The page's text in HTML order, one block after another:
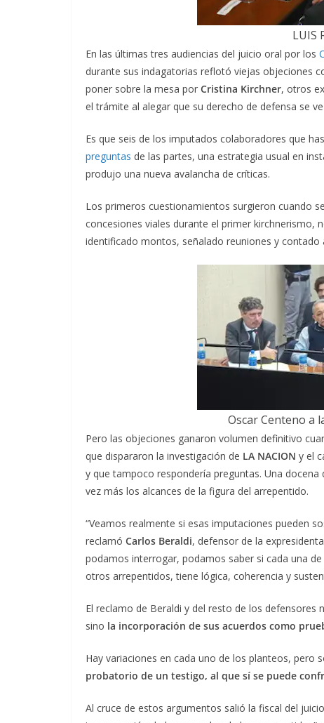
LUIS
En las últimas tres audiencias del juicio oral por los
durante sus indagatorias reflotó viejas objeciones
poner sobre la mesa por Cristina Kirchner, otros
el trámite al alegar que su derecho de defensa se
Es que seis de los imputados colaboradores que
preguntas de las partes, una estrategia usual en
produjo una nueva avalancha de críticas.
Los primeros cuestionamientos surgieron cuando
concesiones viales durante el primer kirchnerismo,
identificado montos, señalado reuniones y
Oscar Centeno a
Pero las objeciones ganaron volumen definitivo
que dispararon la investigación de LA NACION y el
y que tampoco respondería preguntas. Una
vez más los alcances de la figura del arrepentido.
“Veamos realmente si esas imputaciones pueden
reclamó Carlos Beraldi, defensor de la
podamos interrogar, podamos saber si cada una
otros arrepentidos, tiene lógica, coherencia y
El reclamo de Beraldi y del resto de los
sino la incorporación de sus acuerdos como
Hay variaciones en cada uno de los planteos, pero
probatorio de un testigo, al que sí se puede
Al cruce de estos argumentos salió la fiscal del